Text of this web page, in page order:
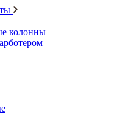
колонны